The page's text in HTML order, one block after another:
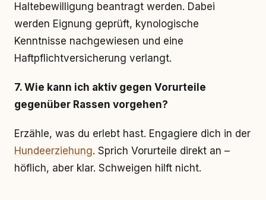
Haltebewilligung beantragt werden. Dabei
werden Eignung geprüft, kynologische
Kenntnisse nachgewiesen und eine
Haftpflichtversicherung verlangt.
7. Wie kann ich aktiv gegen Vorurteile
gegenüber Rassen vorgehen?
Erzähle, was du erlebt hast. Engagiere dich in der
Hundeerziehung. Sprich Vorurteile direkt an –
höflich, aber klar. Schweigen hilft nicht.